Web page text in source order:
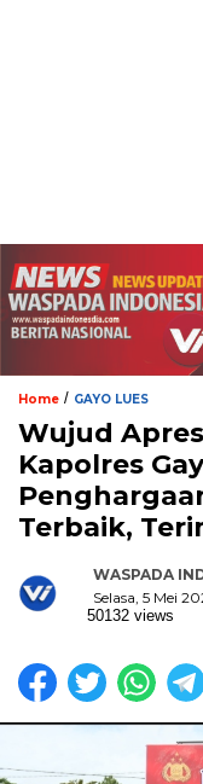
Home / GAYO LUES
Wujud
Kapolres
Terbaik,
WASPADA
Selasa, 5 Mei
50132 views